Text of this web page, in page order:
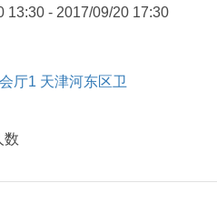
13:30 - 2017/09/20 17:30
厅1 天津河东区卫
数